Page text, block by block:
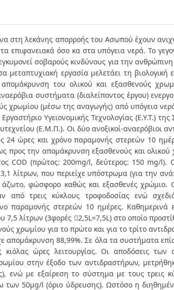
στη λεκάνης απορροής του Ασωπού έχουν
επιφανειακά όσο κα στα υπόγεια νερά. Το
σοβαρούς κινδύνους για την ανθρώπινη
μεταπτυχιακή εργασία μελετάει τη
του ολικού και εξασθενούς
συστήματα (διαλείποντος έργου)
χρωμίου (μέσω της αναγωγής) από υπόγεια
Υγειονομικής Τεχνολογίας (Ε.Υ.Τ.)
(Ε.Μ.Π.). Οι δύο ανοξικοί-αναερόβιοι
24 ώρες και χρόνο παραμονής στερεών 10
προς την απομάκρυνση εξασθενούς και ολικού
COD (πρώτος: 200mg/l, δεύτερος: 150 mg/l).
λίτρων, που περιείχε υπόστρωμα (για την
φώσφορο καθώς και εξασθενές χρώμιο. Ο
από τρεις κύκλους τροφοδοσίας ενώ
παραμονής στερεών 10 ημέρες. Καθημερινά
7,5 λίτρων (3φορές 2,5L=7,5L) στο οποίο
χρωμίου για το πρώτο και για το τρίτο
απομάκρυνση 88,99%. Σε όλα τα συστήματα
κιόλας ώρες λειτουργίας. Οι αποδόσεις
στην έξοδο των αντιδραστήρων,
ενώ με εξαίρεση το σύστημα με τους τρεις
των 50μg/l (όριο ύδρευσης). Ωστόσο η